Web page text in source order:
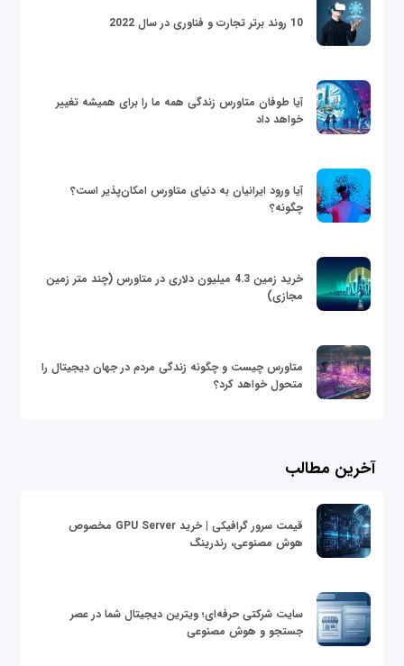
10 روند برتر تجارت و فناوری در سال 2022
آیا طوفان متاورس زندگی همه ما را برای همیشه تغییر
خواهد داد
آیا ورود ایرانیان به دنیای متاورس امکان‌پذیر است؟
چگونه؟
خرید زمین 4.3 میلیون دلاری در متاورس (چند متر زمین
مجازی)
متاورس چیست و چگونه زندگی مردم در جهان دیجیتال را
متحول خواهد کرد؟
آخرین مطالب
قیمت سرور گرافیکی | خرید GPU Server مخصوص
هوش مصنوعی، رندرینگ
سایت شرکتی حرفه‌ای؛ ویترین دیجیتال شما در عصر
جستجو و هوش مصنوعی